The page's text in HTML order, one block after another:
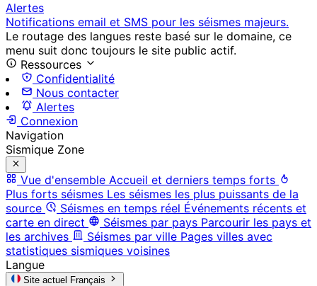
Alertes
Notifications email et SMS pour les séismes majeurs.
Le routage des langues reste basé sur le domaine, ce
menu suit donc toujours le site public actif.
Ressources
Confidentialité
Nous contacter
Alertes
Connexion
Navigation
Sismique Zone
Vue d'ensemble Accueil et derniers temps forts
Plus forts séismes Les séismes les plus puissants de la
source
Séismes en temps réel Événements récents et
carte en direct
Séismes par pays Parcourir les pays et
les archives
Séismes par ville Pages villes avec
statistiques sismiques voisines
Langue
Site actuel Français